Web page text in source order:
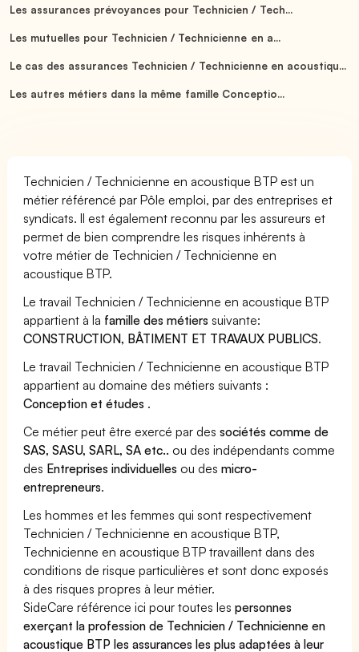
Les assurances prévoyances pour Technicien / Tech...
Les mutuelles pour Technicien / Technicienne en a...
Le cas des assurances Technicien / Technicienne en acoustiqu...
Les autres métiers dans la même famille Conceptio...
Technicien / Technicienne en acoustique BTP est un
métier référencé par Pôle emploi, par des entreprises et
syndicats. Il est également reconnu par les assureurs et
permet de bien comprendre les risques inhérents à
votre métier de Technicien / Technicienne en
acoustique BTP.
Le travail Technicien / Technicienne en acoustique BTP
appartient à la famille des métiers suivante:
CONSTRUCTION, BÂTIMENT ET TRAVAUX PUBLICS.
Le travail Technicien / Technicienne en acoustique BTP
appartient au domaine des métiers suivants :
Conception et études .
Ce métier peut être exercé par dessociétés comme de
SAS, SASU, SARL, SA etc.. ou des indépendants comme
des Entreprises individuelles ou desmicro-
entrepreneurs.
Les hommes et les femmes qui sont respectivement
Technicien / Technicienne en acoustique BTP,
Technicienne en acoustique BTP travaillent dans des
conditions de risque particulières et sont donc exposés
à des risques propres à leur métier.
SideCare référence ici pour toutes lespersonnes
exerçant la profession de Technicien / Technicienne en
acoustique BTP les assurances les plus adaptées à leur